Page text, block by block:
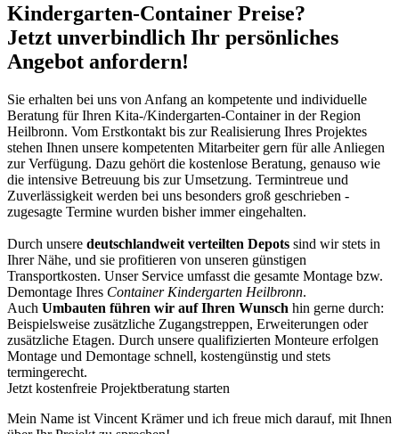
Kindergarten-Container Preise?
Jetzt unverbindlich Ihr persönliches
Angebot anfordern!
Sie erhalten bei uns von Anfang an kompetente und individuelle
Beratung für Ihren Kita-/Kindergarten-Container in der Region
Heilbronn. Vom Erstkontakt bis zur Realisierung Ihres Projektes
stehen Ihnen unsere kompetenten Mitarbeiter gern für alle Anliegen
zur Verfügung. Dazu gehört die kostenlose Beratung, genauso wie
die intensive Betreuung bis zur Umsetzung. Termintreue und
Zuverlässigkeit werden bei uns besonders groß geschrieben -
zugesagte Termine wurden bisher immer eingehalten.
Durch unsere deutschlandweit verteilten Depots sind wir stets in
Ihrer Nähe, und sie profitieren von unseren günstigen
Transportkosten. Unser Service umfasst die gesamte Montage bzw.
Demontage Ihres Container Kindergarten Heilbronn.
Auch Umbauten führen wir auf Ihren Wunsch hin gerne durch:
Beispielsweise zusätzliche Zugangstreppen, Erweiterungen oder
zusätzliche Etagen. Durch unsere qualifizierten Monteure erfolgen
Montage und Demontage schnell, kostengünstig und stets
termingerecht.
Jetzt kostenfreie Projektberatung starten
Mein Name ist Vincent Krämer und ich freue mich darauf, mit Ihnen